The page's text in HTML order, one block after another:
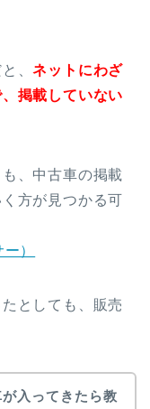
、ネットにわざ
掲載していない
、中古車の掲載
方が見つかる可
）
としても、販売
入ってきたら教